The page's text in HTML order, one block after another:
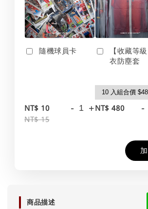
隨機球員卡
NT$ 10
NT$ 15
- +
【收藏等
衣防塵套
NT$ 480 -
商品描述